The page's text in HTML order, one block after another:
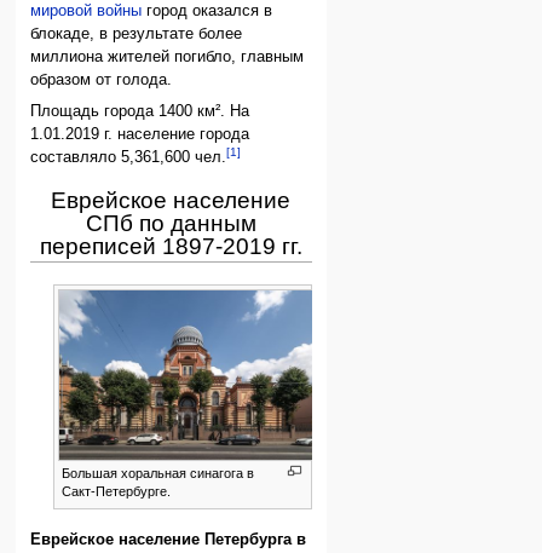
мировой войны город оказался в
блокаде, в результате более
миллиона жителей погибло, главным
образом от голода.
Площадь города 1400 км². На
1.01.2019 г. население города
составляло 5,361,600 чел.[1]
Еврейское население
СПб по данным
переписей 1897-2019 гг.
Большая хоральная синагога в
Сакт-Петербурге.
Еврейское население Петербурга в